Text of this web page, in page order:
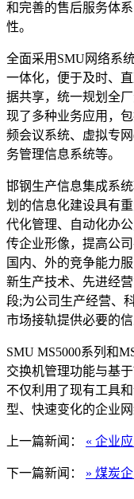
和完善的售后服务体
性。
全面采用SMU网络系
一体化，便于及时、
据共享，统一规划全
现了多种业务应用，
频会议系统、虚拟专
务管理信息系统等。
邯钢生产信息集成系
划的信息化建设具有
代化管理、自动化办
传企业形像，提高公
国内、外的竞争能力
新生产技术、先进经
段;为公司生产经营、
市场接轨提供必要的信
SMU MS5000系列和
交换机管理功能与基
不仅利用了现有工具
型、快速变化的企业
上一篇新闻： « 企业
下一篇新闻： » 煤炭